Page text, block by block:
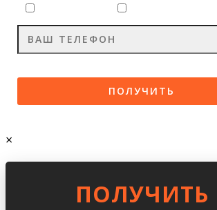
×
ПОЛУЧИТЬ